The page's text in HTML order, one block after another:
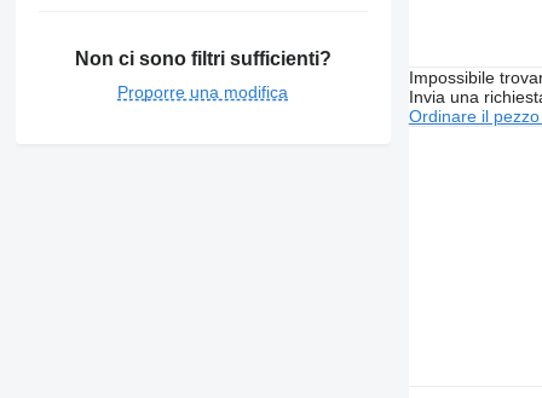
Non ci sono filtri sufficienti?
Proporre una modifica
Impossibile
Invia una
Ordinare il